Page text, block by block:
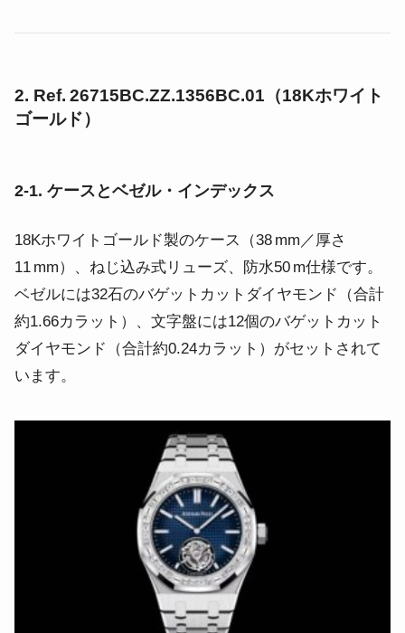
2. Ref. 26715BC.ZZ.1356BC.01（18Kホワイト
ゴールド）
2‑1. ケースとベゼル・インデックス
18Kホワイトゴールド製のケース（38 mm／厚さ
11 mm）、ねじ込み式リューズ、防水50 m仕様です。
ベゼルには32石のバゲットカットダイヤモンド（合計
約1.66カラット）、文字盤には12個のバゲットカット
ダイヤモンド（合計約0.24カラット）がセットされて
います。